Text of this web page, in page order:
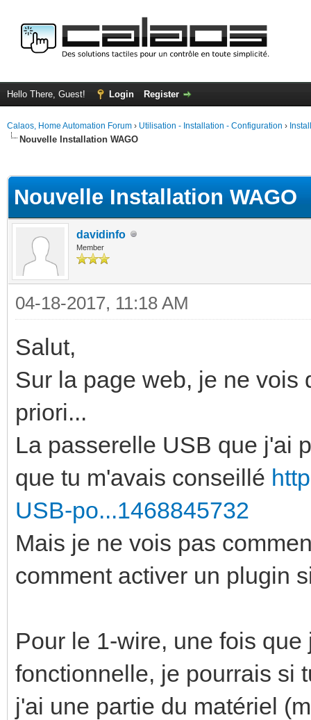
Hello There, Guest! Login Register
Calaos, Home Automation Forum › Utilisation - Installation - Configuration ›
Nouvelle Installation WAGO
Nouvelle Installation WAGO
davidinfo
Member
04-18-2017, 11:18 AM
Salut,
Sur la page web, je ne vois
priori...
La passerelle USB que j'ai
que tu m'avais conseillé
USB-po...1468845732
Mais je ne vois pas
comment activer un plugin
Pour le 1-wire, une fois
fonctionnelle, je pourrais si
j'ai une partie du matériel